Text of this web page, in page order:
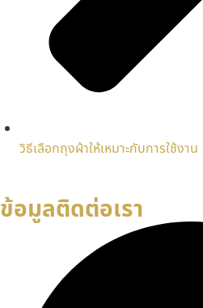
วิธีเลือกถุงผ้าให้เหมาะกับการใช้งาน
ข้อมูลติดต่อเรา